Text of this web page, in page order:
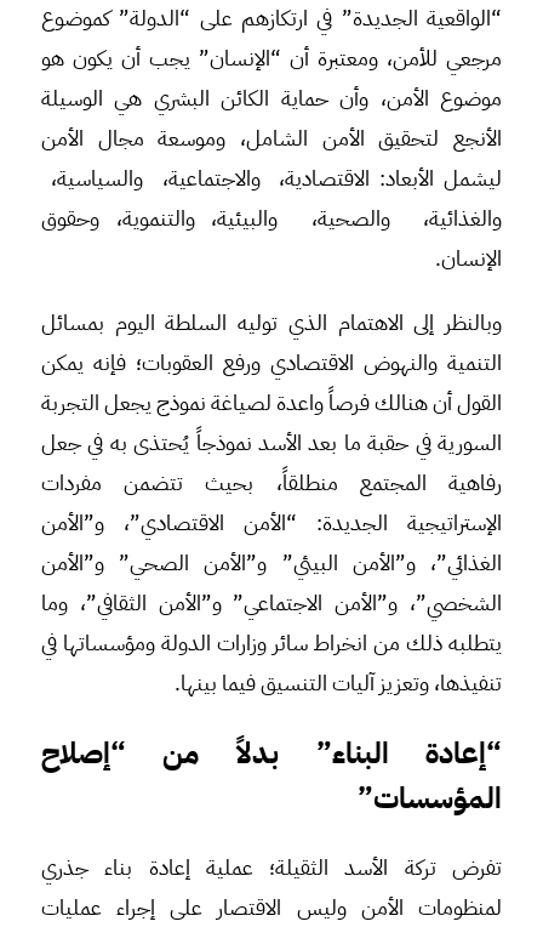
“الواقعية الجديدة” في ارتكازهم على “الدولة” كموضوع
مرجعي للأمن، ومعتبرة أن “الإنسان” يجب أن يكون هو
موضوع الأمن، وأن حماية الكائن البشري هي الوسيلة
الأنجع لتحقيق الأمن الشامل، وموسعة مجال الأمن
ليشمل الأبعاد: الاقتصادية، والاجتماعية، والسياسية،
والغذائية، والصحية، والبيئية، والتنموية، وحقوق
الإنسان.
وبالنظر إلى الاهتمام الذي توليه السلطة اليوم بمسائل
التنمية والنهوض الاقتصادي ورفع العقوبات؛ فإنه يمكن
القول أن هنالك فرصاً واعدة لصياغة نموذج يجعل التجربة
السورية في حقبة ما بعد الأسد نموذجاً يُحتذى به في جعل
رفاهية المجتمع منطلقاً، بحيث تتضمن مفردات
الإستراتيجية الجديدة: “الأمن الاقتصادي”، و”الأمن
الغذائي”، و”الأمن البيئي” و”الأمن الصحي” و”الأمن
الشخصي”، و”الأمن الاجتماعي” و”الأمن الثقافي”، وما
يتطلبه ذلك من انخراط سائر وزارات الدولة ومؤسساتها في
تنفيذها، وتعزيز آليات التنسيق فيما بينها.
“إعادة البناء” بدلاً من “إصلاح
المؤسسات”
تفرض تركة الأسد الثقيلة؛ عملية إعادة بناء جذري
لمنظومات الأمن وليس الاقتصار على إجراء عمليات